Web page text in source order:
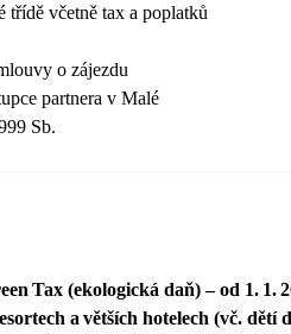
včetně tax a poplatků
o zájezdu
partnera v Malé
Sb.
Tax (ekologická daň) – od 1. 1.
a větších hotelech (vč. dětí